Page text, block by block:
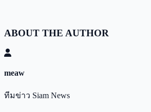
ABOUT THE AUTHOR
meaw
ทีมข่าว Siam News